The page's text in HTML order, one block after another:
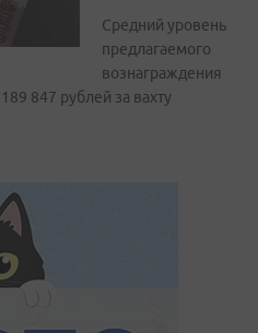
Средний уровень
предлагаемого
вознаграждения
847 рублей за вахту